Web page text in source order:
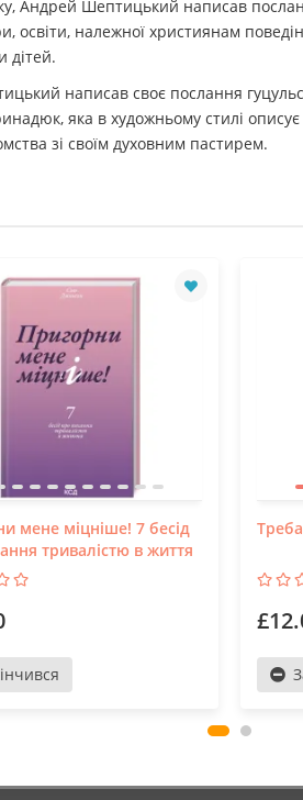
Андрей Шептицький написав
освіти, належної християнам
дітей.
написав своє послання
яка в художньому стилі
зі своїм духовним пастирем.
мене міцніше! 7 бесід
тривалістю в життя